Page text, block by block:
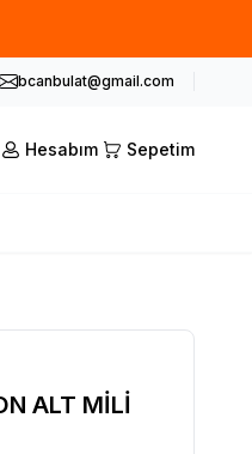
bcanbulat@gmail.com
Hesabım Sepetim
ALT MİLİ